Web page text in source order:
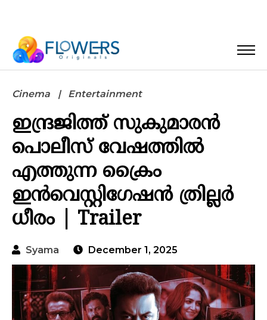
Cinema Entertainment
ഇന്ദ്രജിത്ത് സുകുമാരൻ
പൊലീസ് വേഷത്തിൽ
എത്തുന്ന ക്രൈം
ഇൻവെസ്റ്റിഗേഷൻ ത്രില്ലർ
ധീരം | Trailer
Syama December 1, 2025